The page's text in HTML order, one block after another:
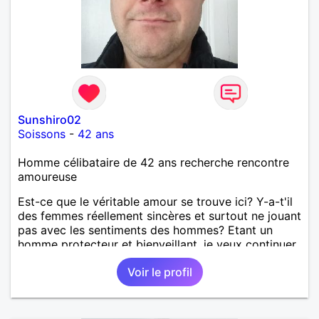
Sunshiro02
Soissons - 42 ans
Homme célibataire de 42 ans recherche rencontre
amoureuse
Est-ce que le véritable amour se trouve ici? Y-a-t'il
des femmes réellement sincères et surtout ne jouant
pas avec les sentiments des hommes? Etant un
homme protecteur et bienveillant, je veux continuer
d'y croire et pouvoir enfin former la petite famille
que je désir temps. Faux profil, profiteuse et autres
joyeuseté passer votre chemin, vous ne
m'intéressez pas du tout!
Voir le profil